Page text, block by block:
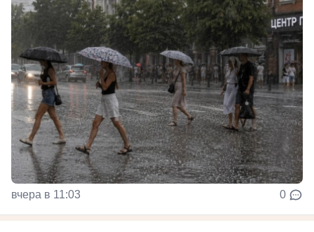
вчера в 11:03 0